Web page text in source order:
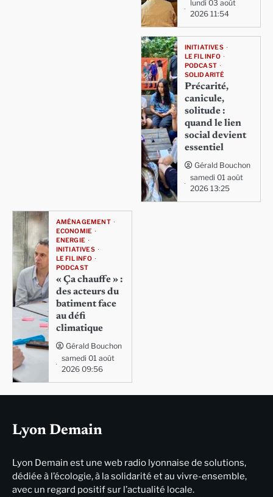
lundi 03 août
2026 11:54
INITIATIVES
LE FIL INFO
PODCAST
SOLIDARITÉ
Précarité,
canicule,
solitude :
quand le lien
social devient
essentiel
Gérald Bouchon
samedi 01 août
2026 13:25
AMÉNAGEMENT
ECONOMIE
ENERGIE
INITIATIVES
LE FIL INFO
PODCAST
« Ça chauffe » :
des acteurs du
batiment face
au défi
climatique
Gérald Bouchon
samedi 01 août
2026 09:56
Lyon Demain
Lyon Demain est une web radio lyonnaise de solutions,
dédiée à l’écologie, à la solidarité et au vivre-ensemble,
avec un regard positif sur l’actualité locale.